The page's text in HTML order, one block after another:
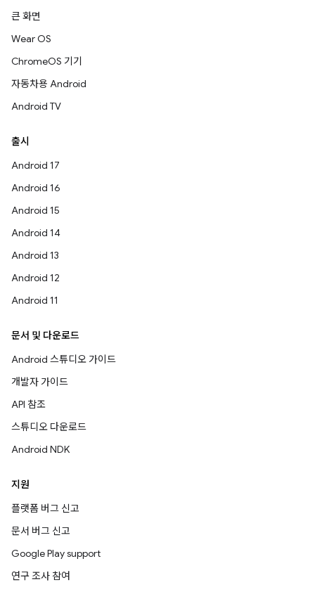
큰 화면
Wear OS
ChromeOS 기기
자동차용 Android
Android TV
출시
Android 17
Android 16
Android 15
Android 14
Android 13
Android 12
Android 11
문서 및 다운로드
Android 스튜디오 가이드
개발자 가이드
API 참조
스튜디오 다운로드
Android NDK
지원
플랫폼 버그 신고
문서 버그 신고
Google Play support
연구 조사 참여